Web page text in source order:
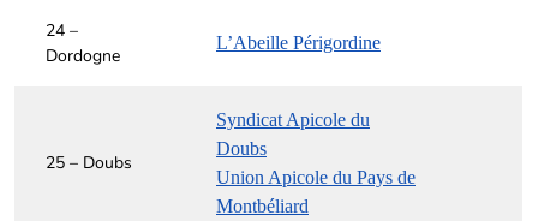
24 –
Dordogne
L’Abeille Périgordine
25 – Doubs
Syndicat Apicole du
Doubs
Union Apicole du Pays de
Montbéliard